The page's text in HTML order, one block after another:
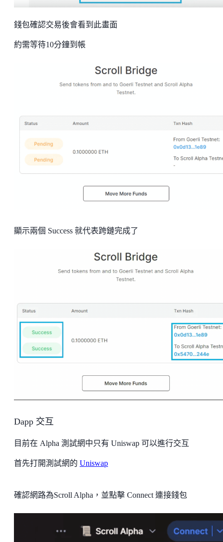
錢包確認交易後會看到此畫面
約需等待10分鐘到帳
顯示兩個 Success 就代表跨鏈完成了
Dapp 交互
目前在 Alpha 測試網中只有 Uniswap 可以進行交互
首先打開測試網的 Uniswap
確認網路為Scroll Alpha，並點擊 Connect 連接錢包